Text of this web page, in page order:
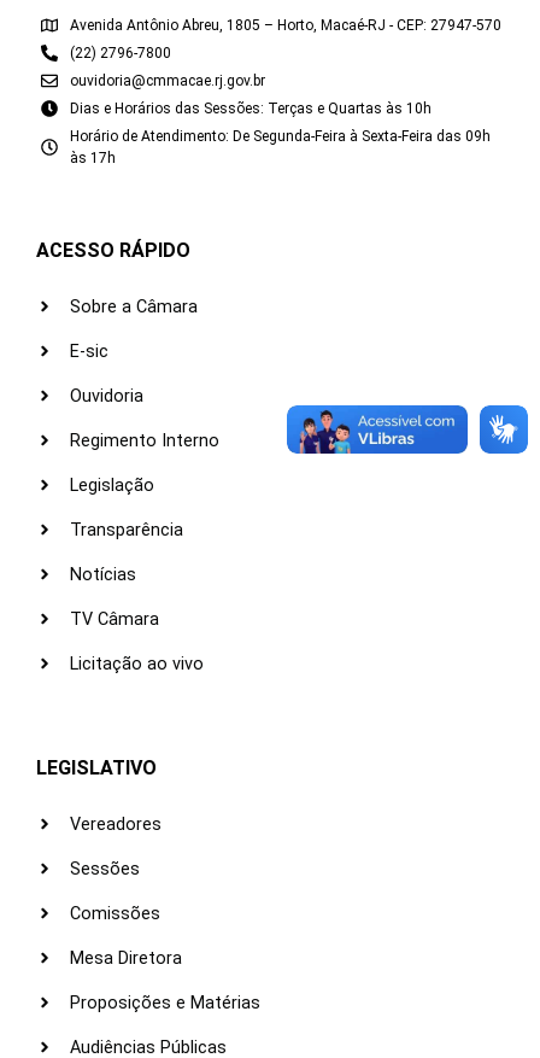
Avenida Antônio Abreu, 1805 – Horto, Macaé-RJ - CEP: 27947-570
(22) 2796-7800
ouvidoria@cmmacae.rj.gov.br
Dias e Horários das Sessões: Terças e Quartas às 10h
Horário de Atendimento: De Segunda-Feira à Sexta-Feira das 09h
às 17h
ACESSO RÁPIDO
Sobre a Câmara
E-sic
Ouvidoria
Regimento Interno
Legislação
Transparência
Notícias
TV Câmara
Licitação ao vivo
LEGISLATIVO
Vereadores
Sessões
Comissões
Mesa Diretora
Proposições e Matérias
Audiências Públicas